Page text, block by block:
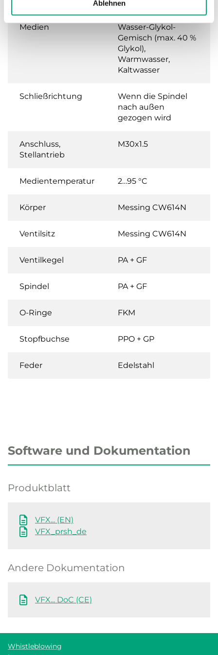
Ablehnen
Medien
Wasser-Glykol-
Gemisch (max. 40 %
Glykol),
Warmwasser,
Kaltwasser
Schließrichtung
Wenn die Spindel
nach außen
gezogen wird
Anschluss,
Stellantrieb
M30x1.5
Medientemperatur 2…95 °C
Körper Messing CW614N
Ventilsitz Messing CW614N
Ventilkegel PA + GF
Spindel PA + GF
O-Ringe FKM
Stopfbuchse PPO + GP
Feder Edelstahl
Software und Dokumentation
Produktblatt
VFX... (EN)
VFX_prsh_de
Andere Dokumentation
VFX... DoC (CE)
Whistleblowing